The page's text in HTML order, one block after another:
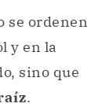
se ordenen
y en la
sino que
.